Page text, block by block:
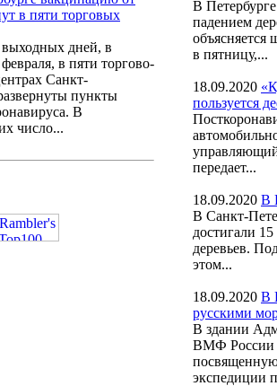
в пяти торговых
дней, в
в пяти торгово-
Санкт-
пункты
В
число...
В
падением
в пятницу,...
18.09.2020
пользуется
передает...
18.09.2020 В
В Санкт-
достигали
деревьев.
этом...
18.09.2020 В
русскими
В здании
ВМФ России
экспедиции